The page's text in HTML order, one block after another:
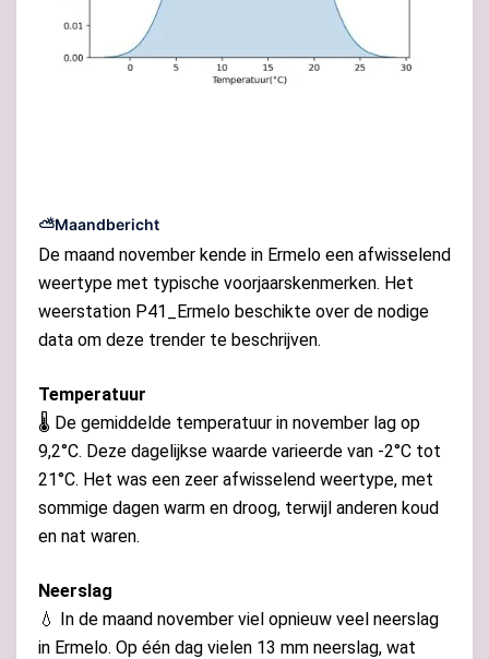
⛅Maandbericht
De maand november kende in Ermelo een afwisselend
weertype met typische voorjaarskenmerken. Het
weerstation P41_Ermelo beschikte over de nodige
data om deze trender te beschrijven.
Temperatuur
🌡️ De gemiddelde temperatuur in november lag op
9,2°C. Deze dagelijkse waarde varieerde van -2°C tot
21°C. Het was een zeer afwisselend weertype, met
sommige dagen warm en droog, terwijl anderen koud
en nat waren.
Neerslag
💧 In de maand november viel opnieuw veel neerslag
in Ermelo. Op één dag vielen 13 mm neerslag, wat